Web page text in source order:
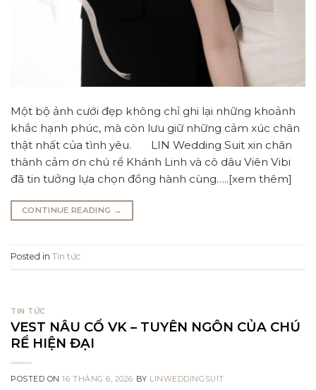
Một bộ ảnh cưới đẹp không chỉ ghi lại những khoảnh
khắc hạnh phúc, mà còn lưu giữ những cảm xúc chân
thật nhất của tình yêu. LIN Wedding Suit xin chân
thành cảm ơn chú rể Khánh Linh và cô dâu Viên Vibi
đã tin tưởng lựa chọn đồng hành cùng…..[xem thêm]
CONTINUE READING →
Posted in Tin tức
TIN TỨC
VEST NÂU CỔ VK – TUYÊN NGÔN CỦA CHÚ
RỂ HIỆN ĐẠI
POSTED ON16 THÁNG 6, 2026 BY LINWEDDINGSUIT